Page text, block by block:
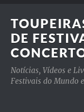
DE
Notícias, Vídeos e
Festivais do Mundo